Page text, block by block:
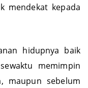
mendekat kepada
hidupnya baik
memimpin
maupun sebelum